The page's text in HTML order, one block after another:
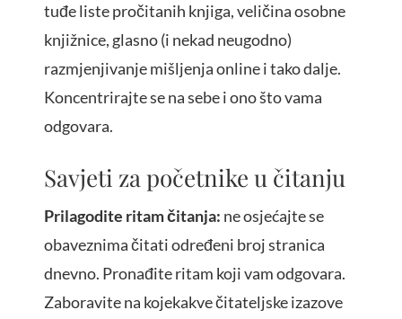
tuđe liste pročitanih knjiga, veličina osobne
knjižnice, glasno (i nekad neugodno)
razmjenjivanje mišljenja online i tako dalje.
Koncentrirajte se na sebe i ono što vama
odgovara.
Savjeti za početnike u čitanju
Prilagodite ritam čitanja: ne osjećajte se
obaveznima čitati određeni broj stranica
dnevno. Pronađite ritam koji vam odgovara.
Zaboravite na kojekakve čitateljske izazove